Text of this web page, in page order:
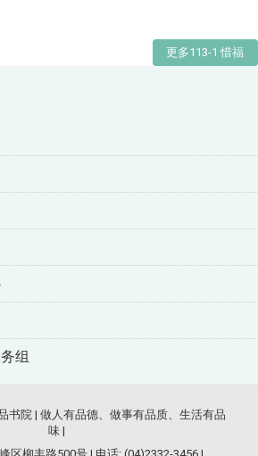
更多113-1 惜福
组
院 | 做人有品德、做事有品质、生活有品
味 |